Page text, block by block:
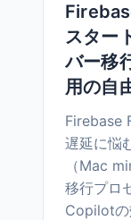
スター
バー移
用の自
Firebase
遅延に悩
（Mac
移行プロ
Copilotの